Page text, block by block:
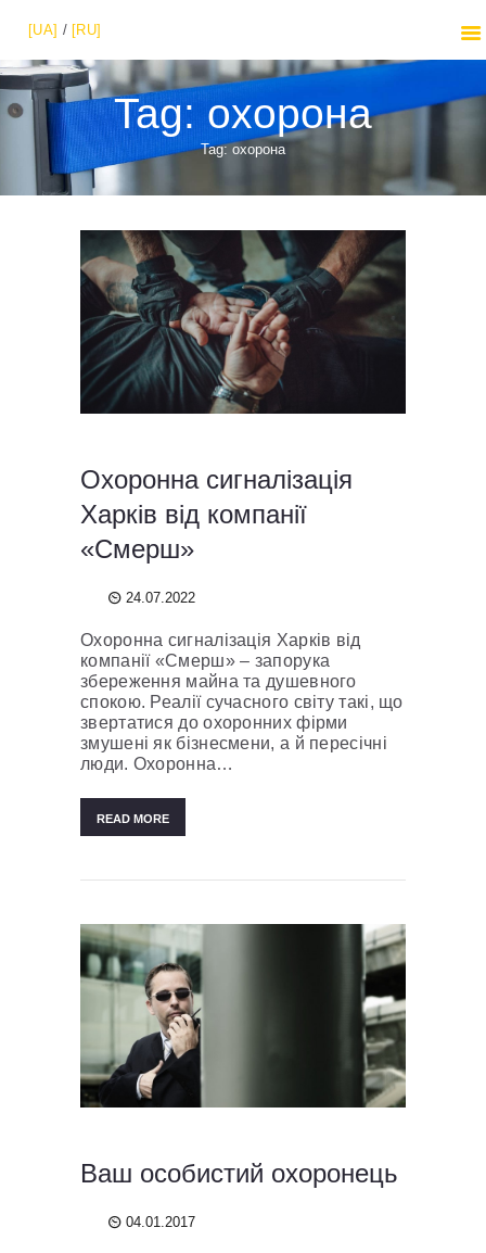
[UA] / [RU]
Tag: охорона
Tag: охорона
Охоронна сигналізація
Харків від компанії
«Смерш»
24.07.2022
Охоронна сигналізація Харків від
компанії «Смерш» – запорука
збереження майна та душевного
спокою. Реалії сучасного світу такі, що
звертатися до охоронних фірми
змушені як бізнесмени, а й пересічні
люди. Охоронна…
READ MORE
Ваш особистий охоронець
04.01.2017